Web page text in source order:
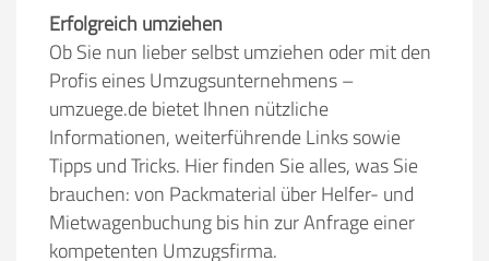
Erfolgreich umziehen
Ob Sie nun lieber selbst umziehen oder mit den
Profis eines Umzugsunternehmens –
umzuege.de bietet Ihnen nützliche
Informationen, weiterführende Links sowie
Tipps und Tricks. Hier finden Sie alles, was Sie
brauchen: von Packmaterial über Helfer- und
Mietwagenbuchung bis hin zur Anfrage einer
kompetenten Umzugsfirma.